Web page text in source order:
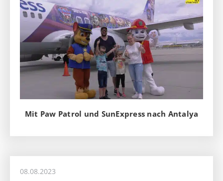
Mit Paw Patrol und SunExpress nach Antalya
08.08.2023